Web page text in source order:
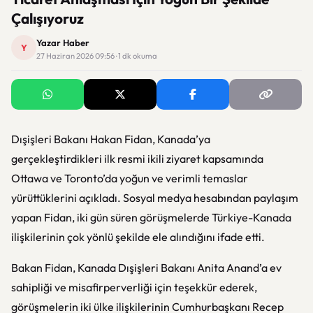
Çalışıyoruz
Y Yazar Haber
27 Haziran 2026 09:56 · 1 dk okuma
Dışişleri Bakanı Hakan Fidan, Kanada’ya
gerçekleştirdikleri ilk resmi ikili ziyaret kapsamında
Ottawa ve Toronto’da yoğun ve verimli temaslar
yürüttüklerini açıkladı. Sosyal medya hesabından paylaşım
yapan Fidan, iki gün süren görüşmelerde Türkiye-Kanada
ilişkilerinin çok yönlü şekilde ele alındığını ifade etti.
Bakan Fidan, Kanada Dışişleri Bakanı Anita Anand’a ev
sahipliği ve misafirperverliği için teşekkür ederek,
görüşmelerin iki ülke ilişkilerinin Cumhurbaşkanı Recep